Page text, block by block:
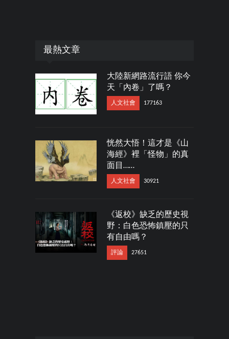
最熱文章
大陸新網路流行語 你今
天「內卷」了嗎？
人文社會 177163
恍然大悟！這才是《山
海經》裡「怪物」的真
面目……
人文社會 30921
《返校》缺乏的歷史視
野：白色恐怖鎮壓的只
有自由嗎？
評論 27651